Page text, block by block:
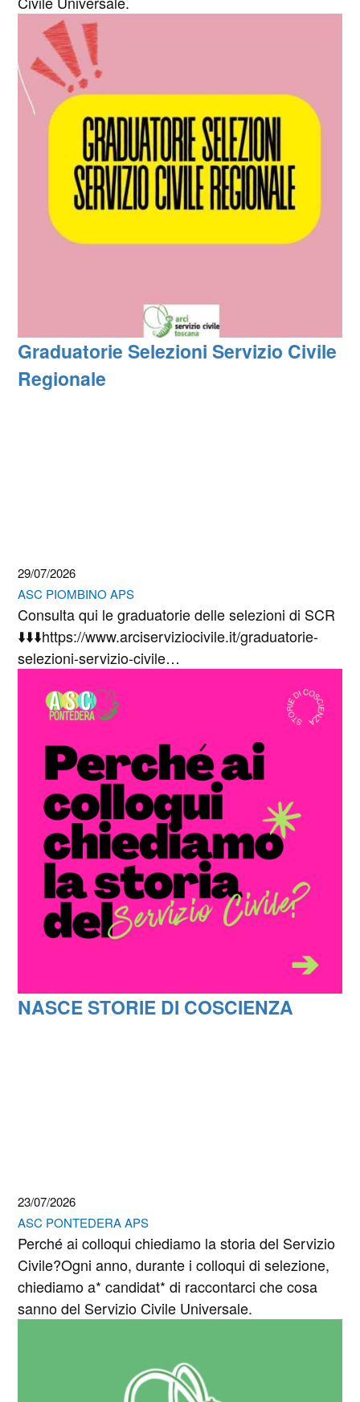
Graduatorie Selezioni Servizio Civile
Regionale
29/07/2026
ASC PIOMBINO APS
Consulta qui le graduatorie delle selezioni di SCR
⬇️⬇️⬇️https://www.arciserviziocivile.it/graduatorie-
selezioni-servizio-civile…
NASCE STORIE DI COSCIENZA
23/07/2026
ASC PONTEDERA APS
Perché ai colloqui chiediamo la storia del Servizio
Civile?Ogni anno, durante i colloqui di selezione,
chiediamo a* candidat* di raccontarci che cosa
sanno del Servizio Civile Universale.